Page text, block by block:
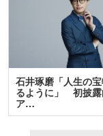
石井琢磨「人生の
るように」 初披露
ア…